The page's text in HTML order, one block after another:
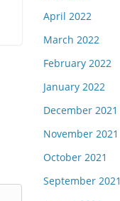
April 2022
March 2022
February 2022
January 2022
December 2021
November 2021
October 2021
September 2021